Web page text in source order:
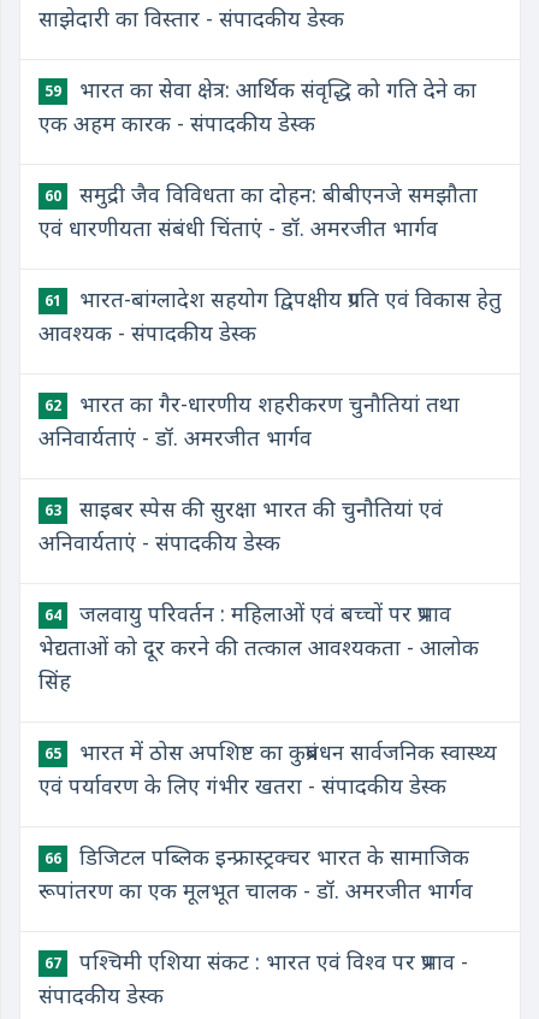
साझेदारी का विस्तार - संपादकीय डेस्क
59
​भारत का सेवा क्षेत्र: आर्थिक संवृद्धि को गति देने का
एक अहम कारक - संपादकीय डेस्क
60
समुद्री जैव विविधता का दोहन: बीबीएनजे समझौता
एवं धारणीयता संबंधी चिंताएं - डॉ. अमरजीत भार्गव
61
भारत-बांग्लादेश सहयोग द्विपक्षीय प्रगति एवं विकास हेतु
आवश्यक - संपादकीय डेस्क
62
भारत का गैर-धारणीय शहरीकरण चुनौतियां तथा
अनिवार्यताएं - डॉ. अमरजीत भार्गव
63
साइबर स्पेस की सुरक्षा भारत की चुनौतियां एवं
अनिवार्यताएं - संपादकीय डेस्क
64
जलवायु परिवर्तन : महिलाओं एवं बच्चों पर प्रभाव
भेद्यताओं को दूर करने की तत्काल आवश्यकता - आलोक
सिंह
65
भारत में ठोस अपशिष्ट का कुप्रबंधन सार्वजनिक स्वास्थ्य
एवं पर्यावरण के लिए गंभीर खतरा - संपादकीय डेस्क
66
डिजिटल पब्लिक इन्फ्रास्ट्रक्चर भारत के सामाजिक
रूपांतरण का एक मूलभूत चालक - डॉ. अमरजीत भार्गव
67
पश्चिमी एशिया संकट : भारत एवं विश्व पर प्रभाव -
संपादकीय डेस्क